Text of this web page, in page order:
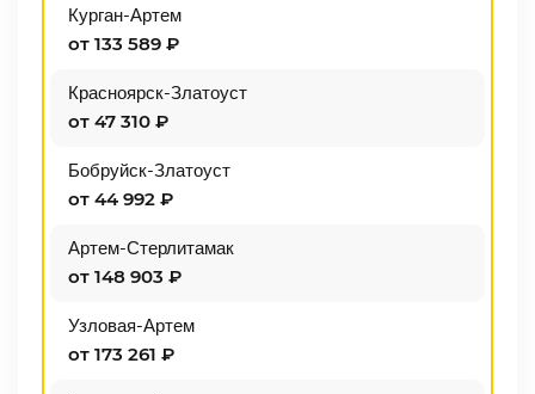
Курган-Артем
от 133 589 ₽
Красноярск-Златоуст
от 47 310 ₽
Бобруйск-Златоуст
от 44 992 ₽
Артем-Стерлитамак
от 148 903 ₽
Узловая-Артем
от 173 261 ₽